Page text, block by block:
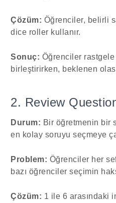
Çözüm: Öğrenciler, belirli
dice roller kullanır.
Sonuç: Öğrenciler
birleştirirken, beklenen
2. Review
Durum: Bir öğretmenin bir
en kolay soruyu seçmeye
Problem: Öğrenciler her
bazı öğrenciler seçimin
Çözüm: 1 ile 6 arasındaki